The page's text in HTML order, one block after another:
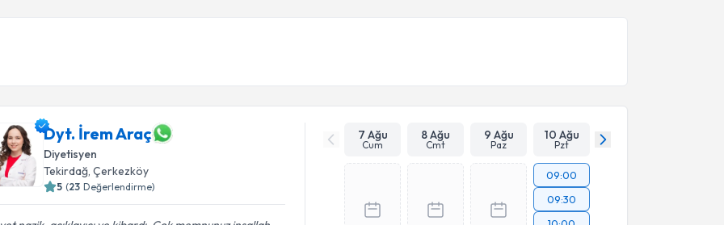
Dyt. İrem Araç
Diyetisyen
Tekirdağ, Çerkezköy
5 (23 Değerlendirme)
7 Ağu
Cum
8 Ağu
Cmt
9 Ağu
Paz
10 Ağu
Pzt
09:00
09:30